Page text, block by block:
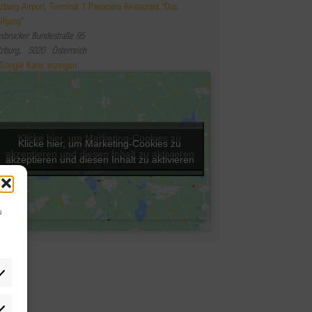
Airport, Terminal 1 Panorama Restaurant “Das
Bundestraße 95
, 5020
Österreich
Google Karte anzeigen
Klicke hier, um Marketing-Cookies zu
akzeptieren und diesen Inhalt zu aktivieren
Klicke hier, um Marketing-Cookies zu
akzeptieren und diesen Inhalt zu aktivieren